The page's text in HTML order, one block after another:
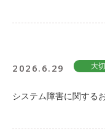
2026.6.29 大
システム障害に関する